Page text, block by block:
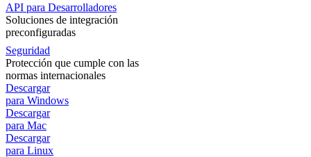
API para Desarrolladores
Soluciones de integración
preconfiguradas
Seguridad
Protección que cumple con las
normas internacionales
Descargar
para Windows
Descargar
para Mac
Descargar
para Linux